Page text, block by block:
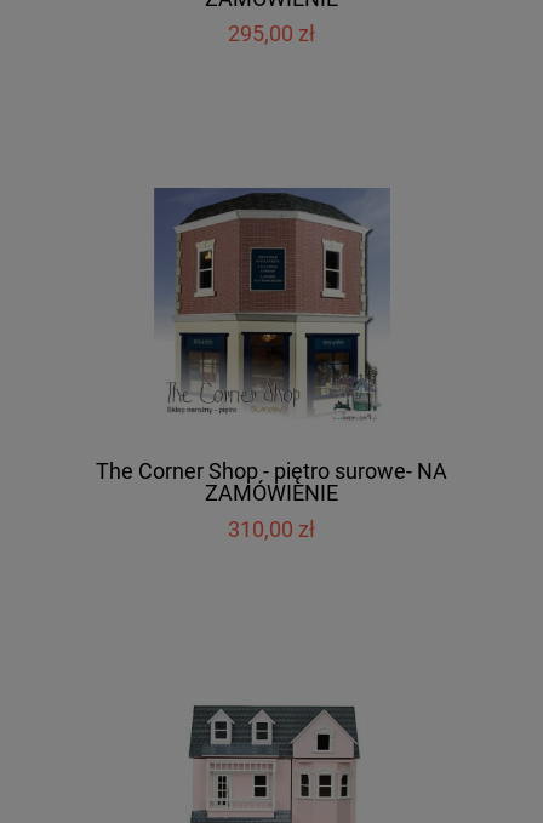
295,00 zł
The Corner Shop - piętro surowe- NA
ZAMÓWIENIE
310,00 zł